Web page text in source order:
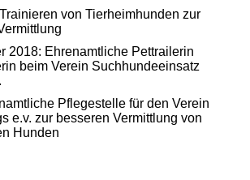
von Tierheimhunden zur
2018: Ehrenamtliche Pettrailerin
beim Verein Suchhundeeinsatz
Pflegestelle für den Verein
e.v. zur besseren Vermittlung von
Hunden